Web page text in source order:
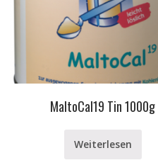
MaltoCal19 Tin 1000g
Weiterlesen